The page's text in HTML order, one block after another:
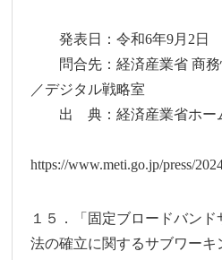
発表日：令和6年9月2日
問合先：経済産業省 商務
／デジタル戦略室
出 典：経済産業省ホー
https://www.meti.go.jp/press/
１５．「固定ブロードバン
法の確立に関するサブワーキ